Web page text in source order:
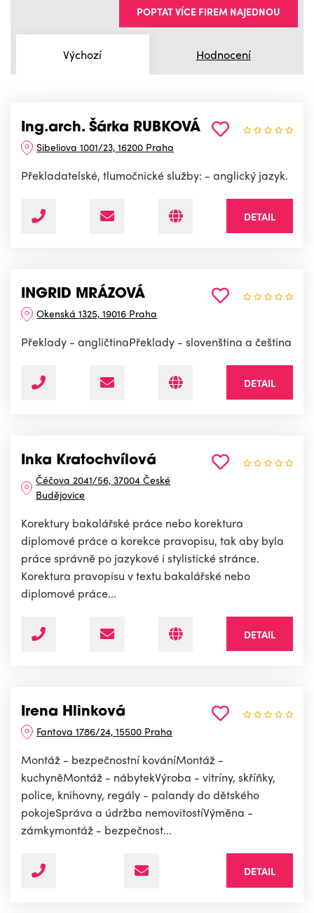
Výchozí Hodnocení
POPTAT VÍCE FIREM NAJEDNOU
Ing.arch. Šárka RUBKOVÁ
Sibeliova 1001/23, 16200 Praha
Překladatelské, tlumočnické služby: - anglický jazyk.
DETAIL
INGRID MRÁZOVÁ
Okenská 1325, 19016 Praha
Překlady - angličtinaPřeklady - slovenština a čeština
DETAIL
Inka Kratochvílová
Čéčova 2041/56, 37004 České
Budějovice
Korektury bakalářské práce nebo korektura
diplomové práce a korekce pravopisu, tak aby byla
práce správně po jazykové i stylistické stránce.
Korektura pravopisu v textu bakalářské nebo
diplomové práce...
DETAIL
Irena Hlinková
Fantova 1786/24, 15500 Praha
Montáž - bezpečnostní kováníMontáž -
kuchyněMontáž - nábytekVýroba - vitríny, skříňky,
police, knihovny, regály - palandy do dětského
pokojeSpráva a údržba nemovitostíVýměna -
zámkymontáž - bezpečnost...
DETAIL